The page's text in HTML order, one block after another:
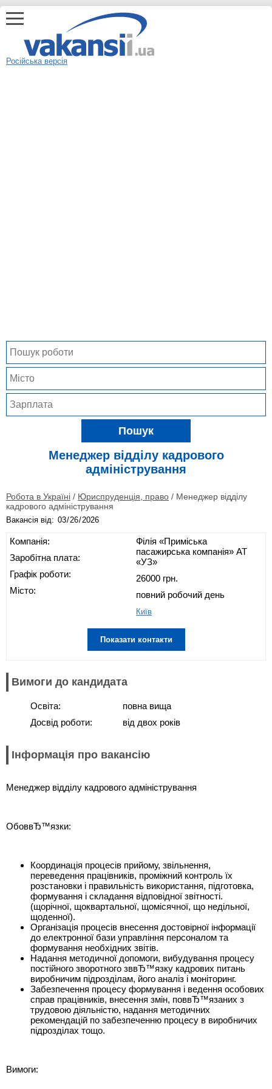
Російська версія
Пошук
Менеджер відділу кадрового
адміністрування
Робота в Україні / Юриспруденція, право / Менеджер відділу
кадрового адміністрування
Вакансія від:
Компанія:
Заробітна плата:
Графік роботи:
Місто:
Філія «Приміська
пасажирська компанія» АТ
«УЗ»
26000 грн.
повний робочий день
Київ
Показати контакти
Вимоги до кандидата
Освіта:
Досвід роботи:
повна вища
від двох років
Інформація про вакансію
Менеджер відділу кадрового адміністрування
ОбоввЂ™язки:
Координація процесів прийому, звільнення,
переведення працівників, проміжний контроль їх
розстановки і правильність використання, підготовка,
формування і складання відповідної звітності.
(щорічної, щоквартальної, щомісячної, що недільної,
щоденної).
Організація процесів внесення достовірної інформації
до електронної бази управління персоналом та
формування необхідних звітів.
Надання методичної допомоги, вибудування процесу
постійного зворотного зввЂ™язку кадрових питань
виробничим підрозділам, його аналіз і моніторинг.
Забезпечення процесу формування і ведення особових
справ працівників, внесення змін, поввЂ™язаних з
трудовою діяльністю, надання методичних
рекомендацій по забезпеченню процесу в виробничих
підрозділах тощо.
Вимоги: